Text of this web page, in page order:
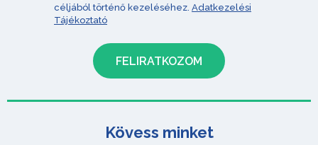
céljából történő kezeléséhez. Adatkezelési
Tájékoztató
Kövess minket